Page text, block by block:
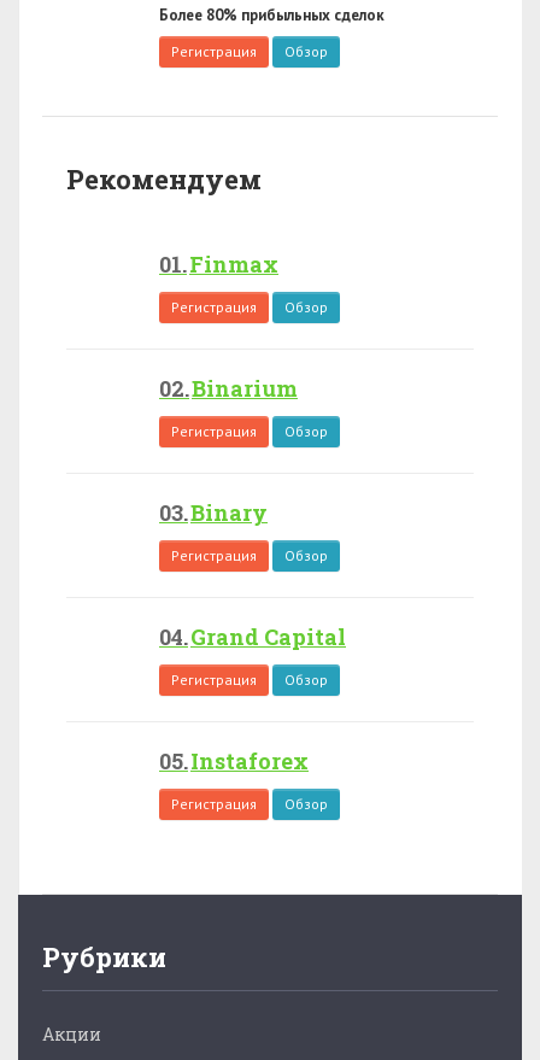
Более 80% прибыльных сделок
Регистрация Обзор
Рекомендуем
Finmax
Регистрация Обзор
Binarium
Регистрация Обзор
Binary
Регистрация Обзор
Grand Capital
Регистрация Обзор
Instaforex
Регистрация Обзор
Рубрики
Акции